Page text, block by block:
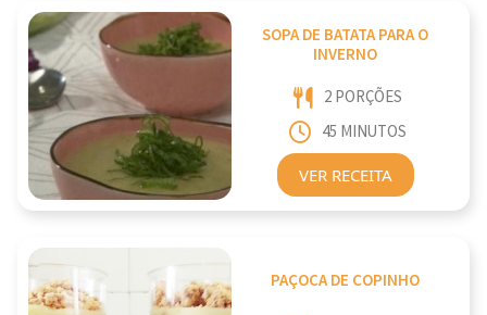
SOPA DE BATATA PARA O
INVERNO
2 PORÇÕES
45 MINUTOS
VER RECEITA
PAÇOCA DE COPINHO